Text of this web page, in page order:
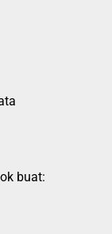
buat: